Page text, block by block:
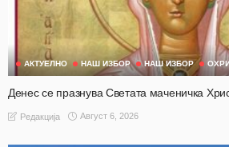
АКТУЕЛНО НАШ ИЗБОР НАШ ИЗБОР
Денес се празнува Светата маченичка
Редакција Август 6, 2026